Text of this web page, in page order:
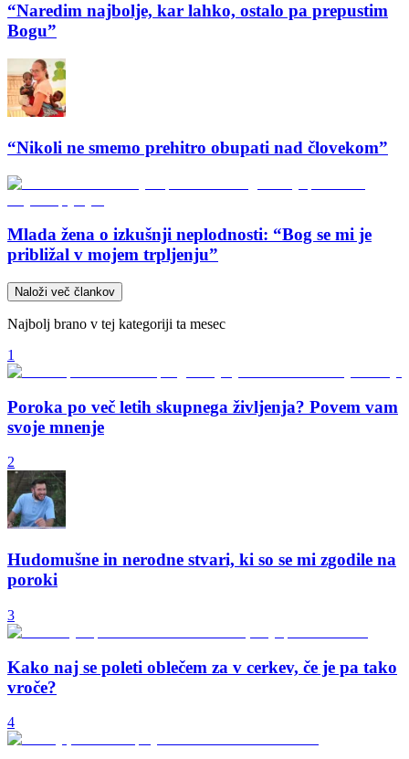
“Naredim najbolje, kar lahko, ostalo pa prepustim
Bogu”
“Nikoli ne smemo prehitro obupati nad človekom”
Mlada žena o izkušnji neplodnosti: “Bog se mi je
približal v mojem trpljenju”
Naloži več člankov
Najbolj brano v tej kategoriji ta mesec
1
Poroka po več letih skupnega življenja? Povem vam
svoje mnenje
2
Hudomušne in nerodne stvari, ki so se mi zgodile na
poroki
3
Kako naj se poleti oblečem za v cerkev, če je pa tako
vroče?
4